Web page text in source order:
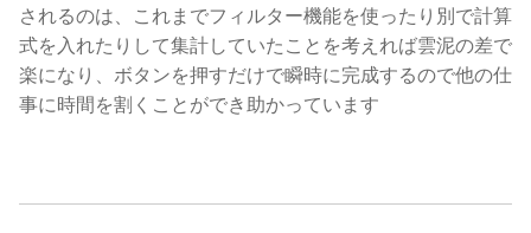
されるのは、これまでフィルター機能を使ったり別で計算
式を入れたりして集計していたことを考えれば雲泥の差で
楽になり、ボタンを押すだけで瞬時に完成するので他の仕
事に時間を割くことができ助かっています